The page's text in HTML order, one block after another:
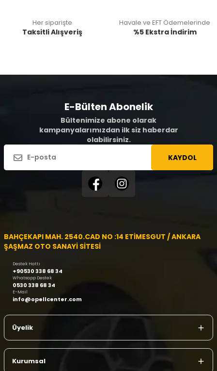
Her siparişte
Taksitli Alışveriş
Havale ve EFT Ödemelerinde
%5 Ekstra İndirim
E-Bülten Abonelik
Bültenimize abone olarak
kampanyalarımızdan ilk siz haberdar
olabilirsiniz.
KAYDOL
BAHÇEKAPI MAH. 2540.CAD NO :14 ETİMESGUT / ANKARA
ŞAŞMAZ OTO SANAYİ SİTESİ
Destek Hattı
+90530 338 68 34
Whatsapp Destek
0530 338 68 34
E-Mail
info@opellcenter.com
Üyelik
Kurumsal